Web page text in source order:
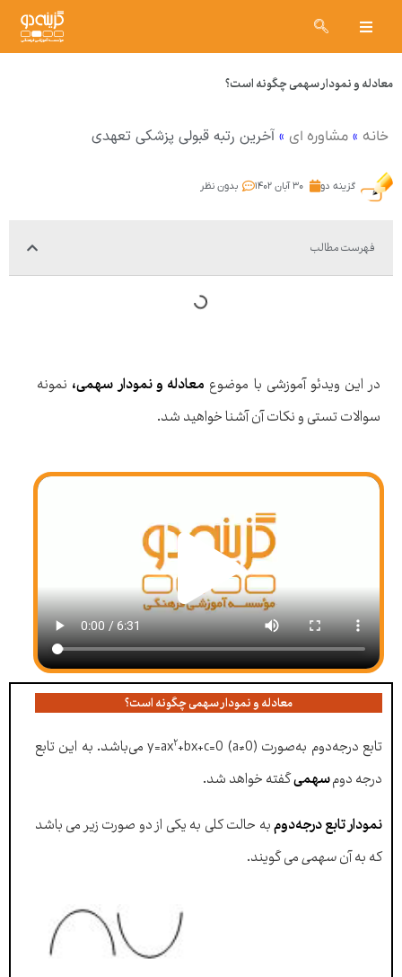
معادله و نمودار سهمی چگونه است؟
خانه » مشاوره ای » آخرین رتبه قبولی پزشکی تعهدی
گزینه دو ۳۰ آبان ۱۴۰۲ بدون نظر
فهرست مطالب
در این ویدئو آموزشی با موضوع معادله و نمودار سهمی، نمونه
سوالات تستی و نکات آن آشنا خواهید شد.
معادله و نمودار سهمی چگونه است؟
تابع درجه‌دوم به‌صورت y=ax ۲
+bx+c=0 (a≠0) می‌باشد. به این تابع
درجه دومسهمیگفته خواهد شد.
نمودار تابع درجه‌دومبه حالت کلی به یکی از دو صورت زیر می باشد
که به آنسهمیمی گویند.